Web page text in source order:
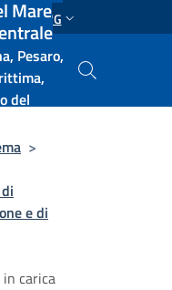
ENG
Mare
Pesaro,
del
>
e di
carica